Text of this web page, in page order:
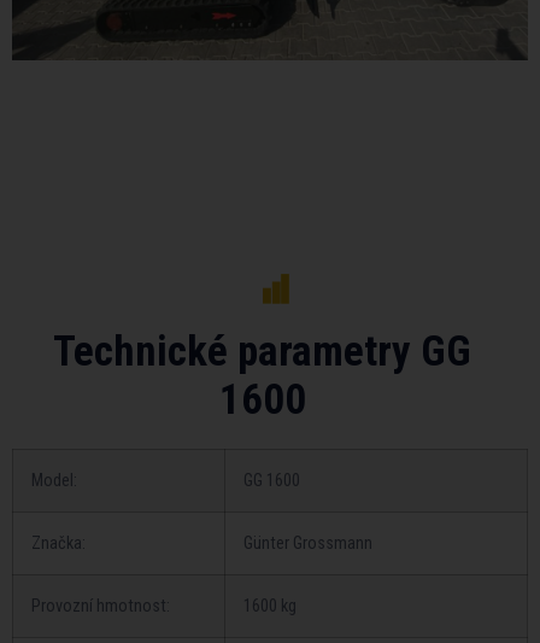
Technické parametry GG
1600
Model: GG 1600
Značka: Günter Grossmann
Provozní hmotnost: 1600 kg